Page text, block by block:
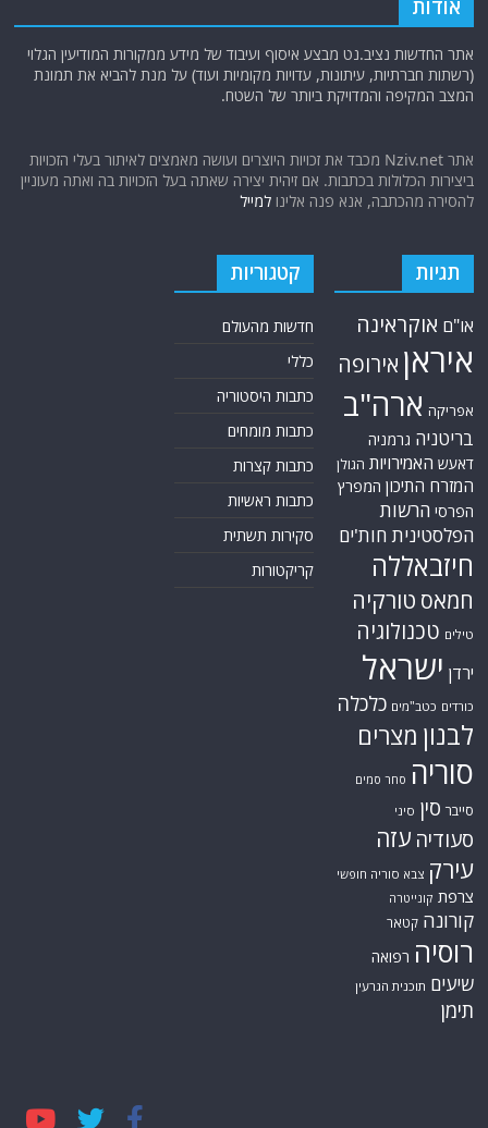
אודות
אתר החדשות נציב.נט מבצע איסוף ועיבוד של מידע ממקורות המודיעין הגלוי
(רשתות חברתיות, עיתונות, עדויות מקומיות ועוד) על מנת להביא את תמונת
המצב המקיפה והמדויקת ביותר של השטח.
אתר Nziv.net מכבד את זכויות היוצרים ועושה מאמצים לאיתור בעלי הזכויות
ביצירות הכלולות בכתבות. אם זיהית יצירה שאתה בעל הזכויות בה ואתה מעוניין
להסירה מהכתבה, אנא פנה אלינולמייל
תגיות
או"ם אוקראינה
איראן אירופה
אפריקה ארה"ב
בריטניה גרמניה
דאעש האמירויות הגולן
המזרח התיכון המפרץ
הפרסי הרשות
הפלסטינית חות'ים
חיזבאללה
חמאס טורקיה
טילים טכנולוגיה
ירדן ישראל
כורדים כטב"מים כלכלה
לבנון מצרים
סוריה סחר סמים
סייבר סין סיני
סעודיה עזה
עירק צבא סוריה חופשי
צרפת קונייטרה
קורונה קטאר
רוסיה רפואה
שיעים תוכנית הגרעין
תימן
קטגוריות
חדשות מהעולם
כללי
כתבות היסטוריה
כתבות מומחים
כתבות קצרות
כתבות ראשיות
סקירות תשתית
קריקטורות